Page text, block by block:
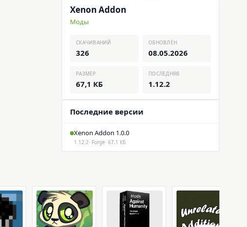
Xenon Addon
Моды
СКАЧИВАНИЙ
326
ОБНОВЛЁН
08.05.2026
РАЗМЕР
67,1 КБ
ПОСЛЕДНЯЯ
1.12.2
Последние версии
Xenon Addon 1.0.0
1.12.2· Forge· 67,1 КБ